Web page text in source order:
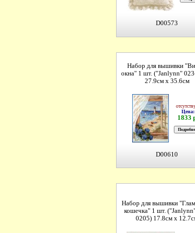
D00573
Набор для вышивки
окна" 1 шт. ("Janlynn"
27.9см х 35.6см
Цена:
1833
D00610
Набор для вышивки
кошечка" 1 шт.
0205) 17.8см х